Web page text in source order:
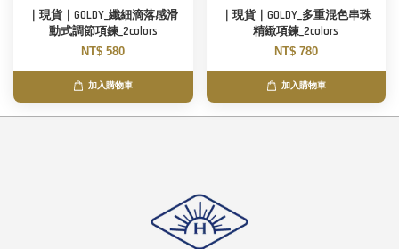
｜現貨｜GOLDY_纖細滴落感滑
動式調節項鍊_2colors
NT$ 580
加入購物車
｜現貨｜GOLDY_多重混色串珠
精緻項鍊_2colors
NT$ 780
加入購物車